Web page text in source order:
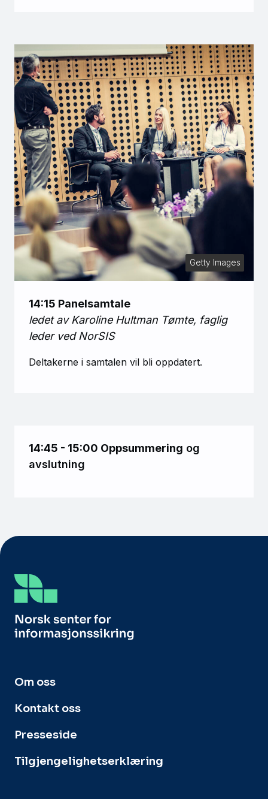
Getty Images
14:15 Panelsamtale
ledet av Karoline Hultman Tømte, faglig
leder ved NorSIS
Deltakerne i samtalen vil bli oppdatert.
14:45 - 15:00 Oppsummering og
avslutning
Om oss
Kontakt oss
Presseside
Tilgjengelighetserklæring